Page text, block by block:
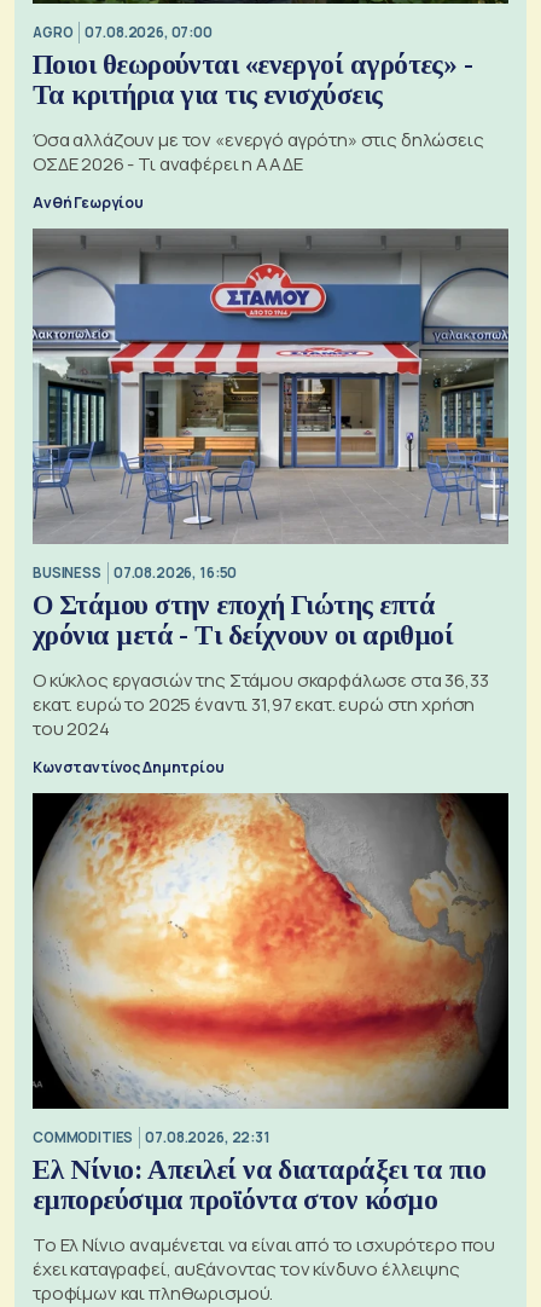
AGRO 07.08.2026, 07:00
Ποιοι θεωρούνται «ενεργοί αγρότες» -
Τα κριτήρια για τις ενισχύσεις
Όσα αλλάζουν με τον «ενεργό αγρότη» στις δηλώσεις
ΟΣΔΕ 2026 - Τι αναφέρει η ΑΑΔΕ
Ανθή Γεωργίου
BUSINESS 07.08.2026, 16:50
Ο Στάμου στην εποχή Γιώτης επτά
χρόνια μετά - Τι δείχνουν οι αριθμοί
Ο κύκλος εργασιών της Στάμου σκαρφάλωσε στα 36,33
εκατ. ευρώ το 2025 έναντι 31,97 εκατ. ευρώ στη χρήση
του 2024
Κωνσταντίνος Δημητρίου
COMMODITIES 07.08.2026, 22:31
Ελ Νίνιο: Απειλεί να διαταράξει τα πιο
εμπορεύσιμα προϊόντα στον κόσμο
Το Ελ Νίνιο αναμένεται να είναι από το ισχυρότερο που
έχει καταγραφεί, αυξάνοντας τον κίνδυνο έλλειψης
τροφίμων και πληθωρισμού.